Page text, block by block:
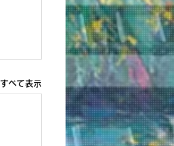
すべて表示